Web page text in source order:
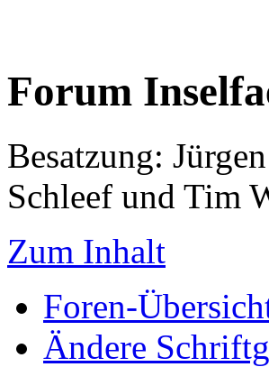
Forum
Besatzung:
Schleef und Tim
Zum Inhalt
Foren-
Ändere